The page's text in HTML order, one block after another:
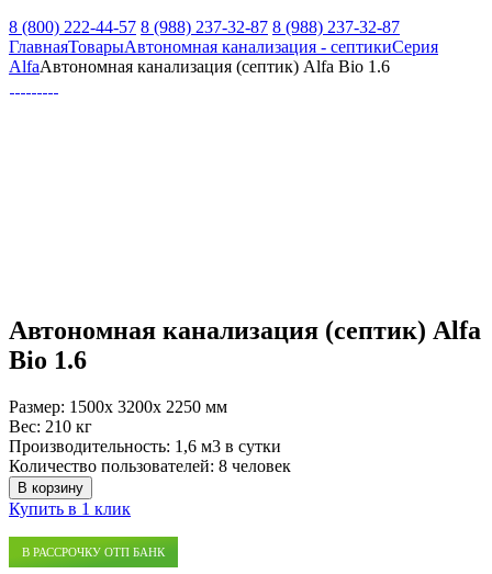
8 (800) 222-44-57 8 (988) 237-32-87 8 (988) 237-32-87
ГлавнаяТоварыАвтономная канализация - септикиСерия
AlfaАвтономная канализация (септик) Alfa Bio 1.6
Автономная канализация (септик) Alfa
Bio 1.6
Размер: 1500x 3200x 2250 мм
Вес: 210 кг
Производительность: 1,6 м3 в сутки
Количество пользователей: 8 человек
В корзину
Купить в 1 клик
В РАССРОЧКУ ОТП БАНК